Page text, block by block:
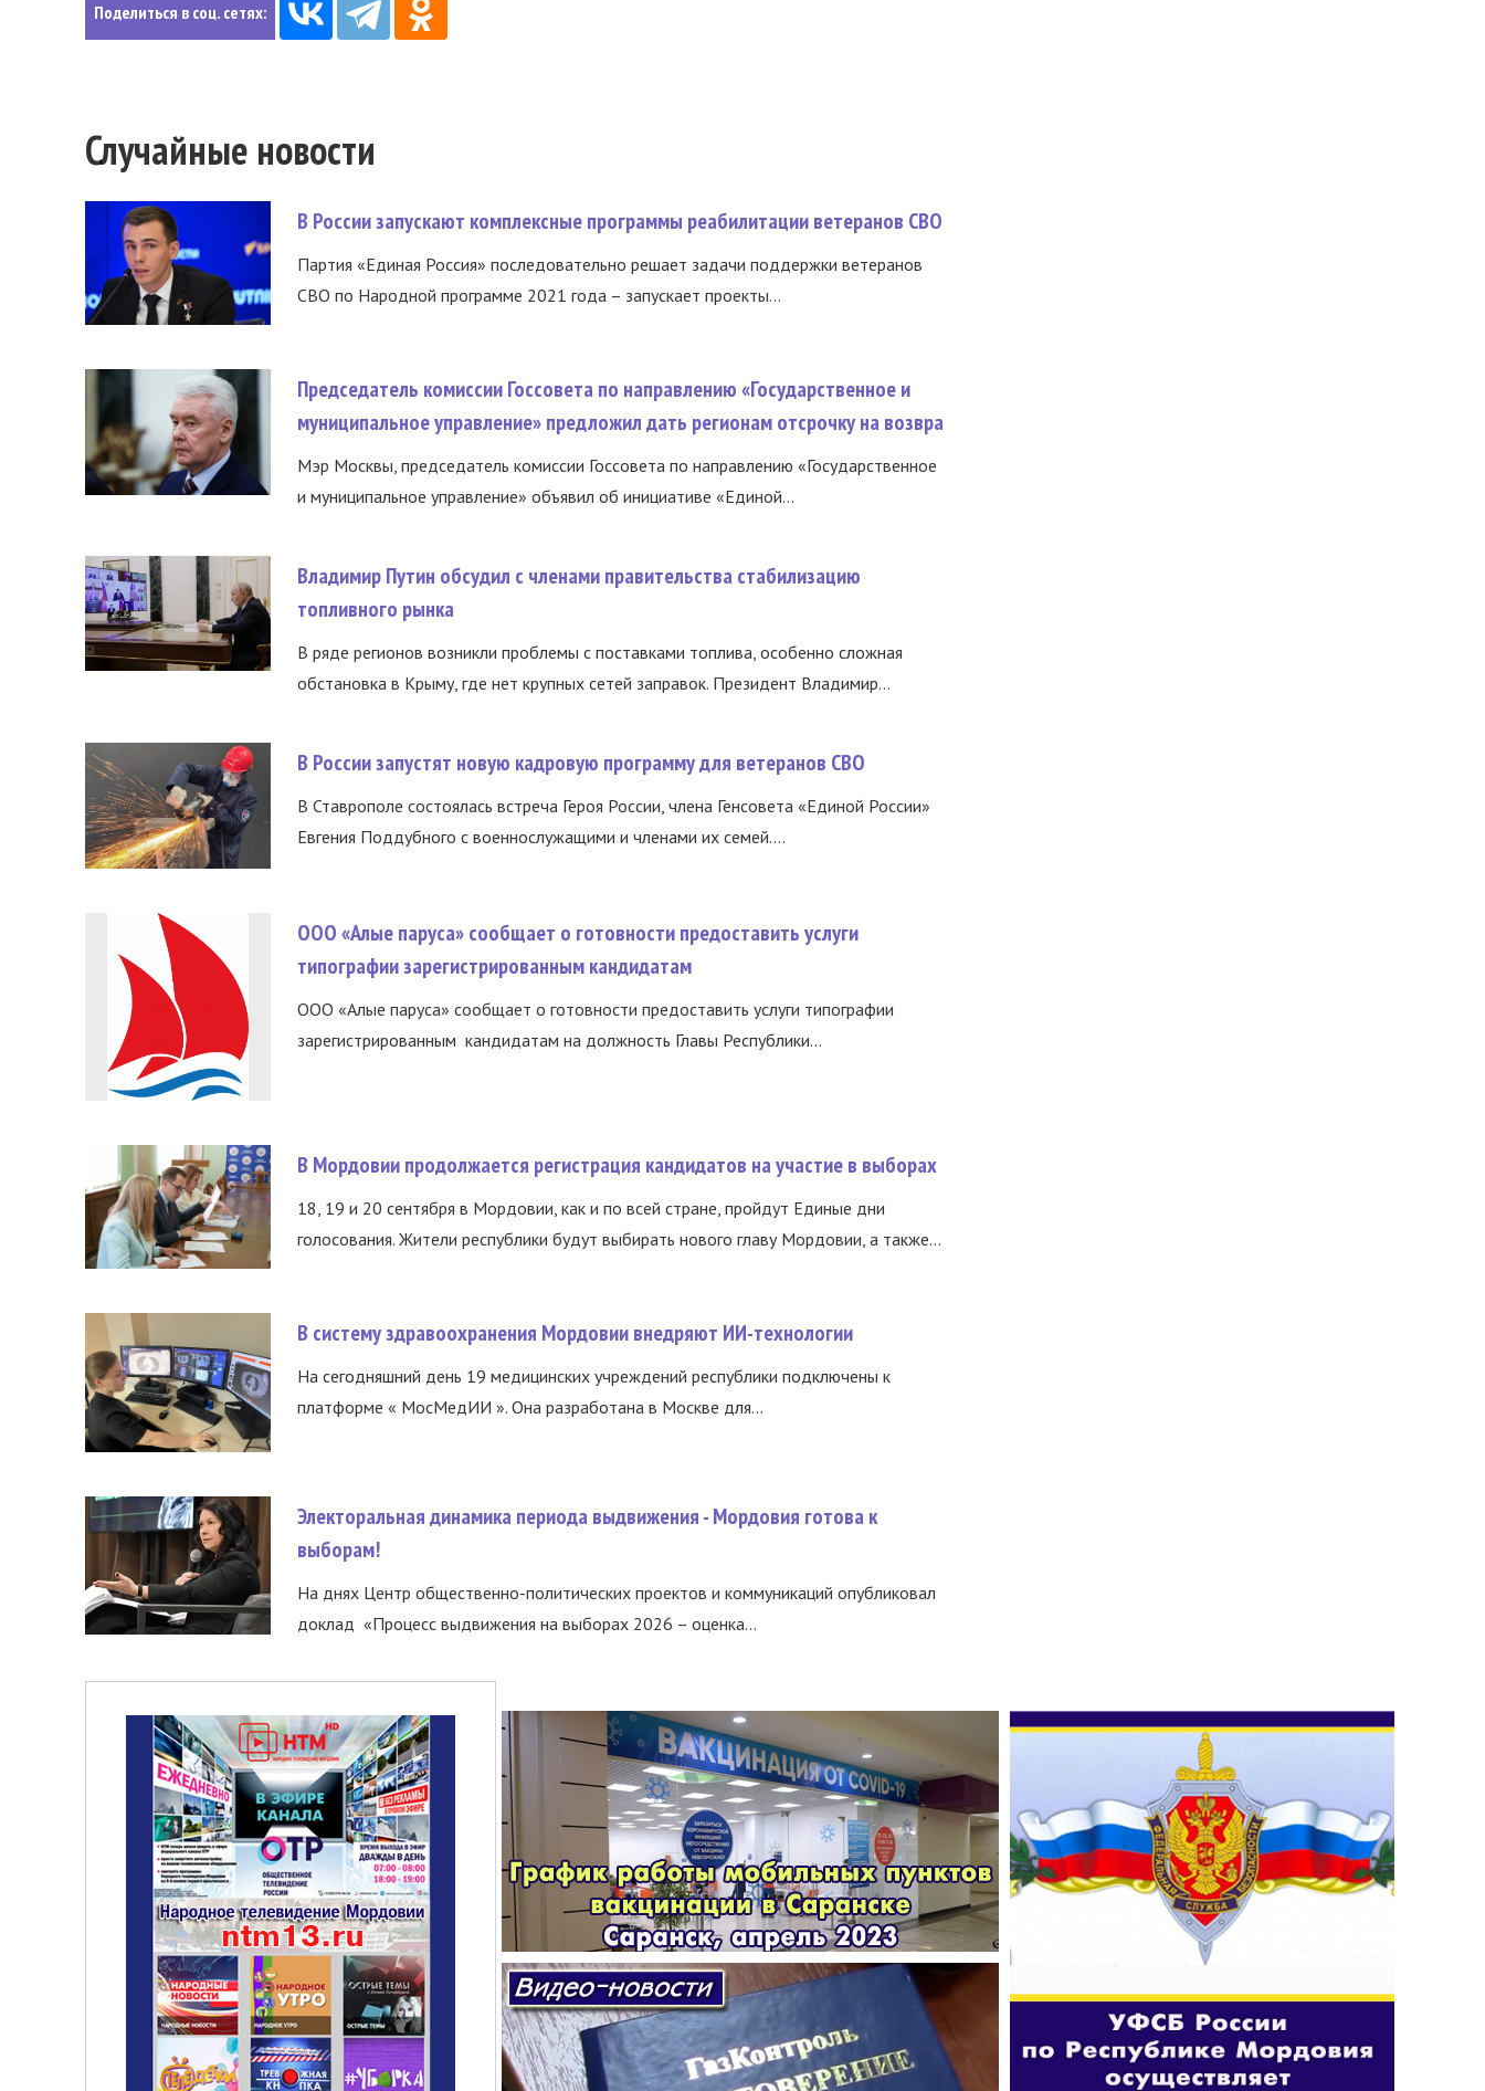
Поделиться в соц. сетях:
Случайные новости
В России запускают комплексные программы реабилитации ветеранов СВО
Партия «Единая Россия» последовательно решает задачи поддержки ветеранов
СВО по Народной программе 2021 года – запускает проекты...
Председатель комиссии Госсовета по направлению «Государственное и
муниципальное управление» предложил дать регионам отсрочку на возвра
Мэр Москвы, председатель комиссии Госсовета по направлению «Государственное
и муниципальное управление» объявил об инициативе «Единой...
Владимир Путин обсудил с членами правительства стабилизацию
топливного рынка
В ряде регионов возникли проблемы с поставками топлива, особенно сложная
обстановка в Крыму, где нет крупных сетей заправок. Президент Владимир...
В России запустят новую кадровую программу для ветеранов СВО
В Ставрополе состоялась встреча Героя России, члена Генсовета «Единой России»
Евгения Поддубного с военнослужащими и членами их семей....
ООО «Алые паруса» сообщает о готовности предоставить услуги
типографии зарегистрированным кандидатам
ООО «Алые паруса» сообщает о готовности предоставить услуги типографии
зарегистрированным кандидатам на должность Главы Республики...
В Мордовии продолжается регистрация кандидатов на участие в выборах
18, 19 и 20 сентября в Мордовии, как и по всей стране, пройдут Единые дни
голосования. Жители республики будут выбирать нового главу Мордовии, а также...
В систему здравоохранения Мордовии внедряют ИИ-технологии
На сегодняшний день 19 медицинских учреждений республики подключены к
платформе « МосМедИИ ». Она разработана в Москве для...
Электоральная динамика периода выдвижения - Мордовия готова к
выборам!
На днях Центр общественно-политических проектов и коммуникаций опубликовал
доклад «Процесс выдвижения на выборах 2026 – оценка...